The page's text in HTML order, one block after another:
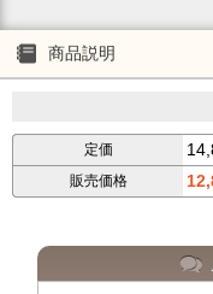
商品説明
定価
販売価格